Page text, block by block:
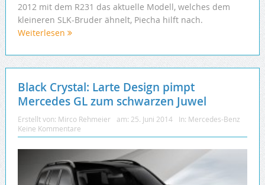
2012 mit dem R231 das aktuelle Modell, welches dem
kleineren SLK-Bruder ähnelt, Piecha hilft nach.
Weiterlesen
Black Crystal: Larte Design pimpt
Mercedes GL zum schwarzen Juwel
Erstellt von: Mirco Rehmeier am: 25. Juni 2014 In: Mercedes-Benz
Keine Kommentare